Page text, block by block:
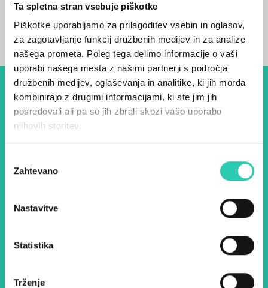
Ta spletna stran vsebuje piškotke
Piškotke uporabljamo za prilagoditev vsebin in oglasov,
za zagotavljanje funkcij družbenih medijev in za analize
našega prometa. Poleg tega delimo informacije o vaši
uporabi našega mesta z našimi partnerji s področja
družbenih medijev, oglaševanja in analitike, ki jih morda
kombinirajo z drugimi informacijami, ki ste jim jih
posredovali ali pa so jih zbrali skozi vašo uporabo
njihovih storitev.
soglasja
Zahtevano
Nastavitve
Statistika
Trženje
Dogodki, članki in zgodbe iz
evropske prestolnice kulture
– prijavite se na naš novičnik